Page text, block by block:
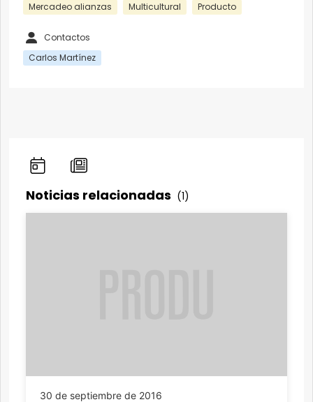
Mercadeo alianzas
Multicultural Producto
Contactos
Carlos Martínez
Noticias relacionadas (1)
30 de septiembre de 2016